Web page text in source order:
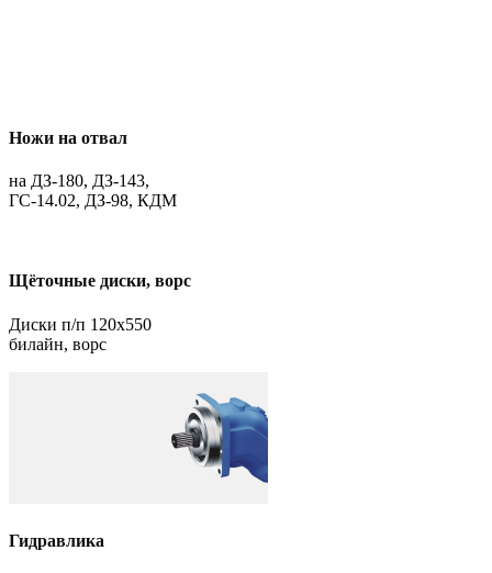
Ножи на отвал
на ДЗ-180, ДЗ-143,
ГС-14.02, ДЗ-98, КДМ
Щёточные диски, ворс
Диски п/п 120х550
билайн, ворс
Гидравлика